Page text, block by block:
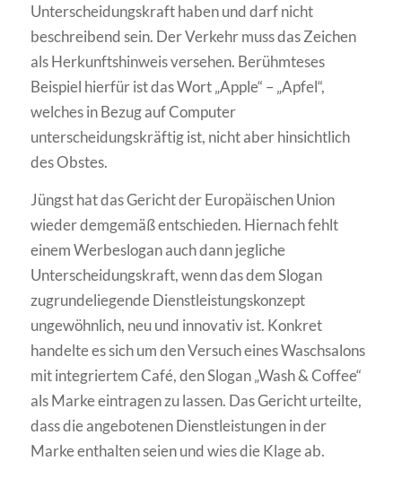
Unterscheidungskraft haben und darf nicht
beschreibend sein. Der Verkehr muss das Zeichen
als Herkunftshinweis versehen. Berühmteses
Beispiel hierfür ist das Wort „Apple“ – „Apfel“,
welches in Bezug auf Computer
unterscheidungskräftig ist, nicht aber hinsichtlich
des Obstes.
Jüngst hat das Gericht der Europäischen Union
wieder demgemäß entschieden. Hiernach fehlt
einem Werbeslogan auch dann jegliche
Unterscheidungskraft, wenn das dem Slogan
zugrundeliegende Dienstleistungskonzept
ungewöhnlich, neu und innovativ ist. Konkret
handelte es sich um den Versuch eines Waschsalons
mit integriertem Café, den Slogan „Wash & Coffee“
als Marke eintragen zu lassen. Das Gericht urteilte,
dass die angebotenen Dienstleistungen in der
Marke enthalten seien und wies die Klage ab.